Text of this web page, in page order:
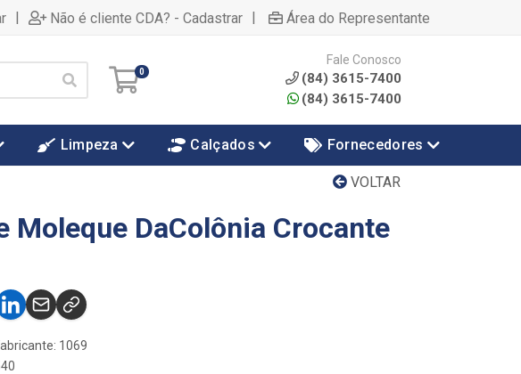
| Não é cliente CDA? - Cadastrar | Área do Representante
0
Fale Conosco
(84) 3615-7400
(84) 3615-7400
Limpeza Calçados Fornecedores
VOLTAR
Moleque DaColônia Crocante
1069